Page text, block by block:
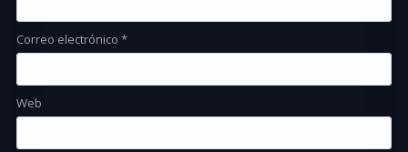
Correo electrónico*
Web